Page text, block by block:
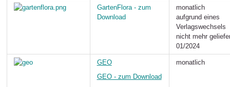
GartenFlora - zum
Download
monatlich
aufgrund eines
Verlagswechsels
nicht mehr
01/2024
GEO
GEO - zum Download
monatlich